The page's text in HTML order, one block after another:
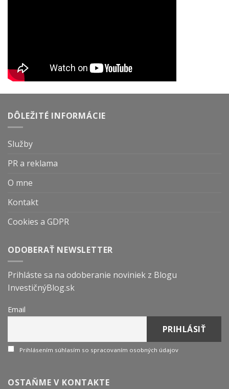
DÔLEŽITÉ INFORMÁCIE
Služby
PR a reklama
O mne
Kontakt
Cookies a GDPR
ODOBERAŤ NEWSLETTER
Prihláste sa na odoberanie noviniek z Blogu
InvestičnýBlog.sk
Email
Prihlásením súhlasím so spracovaním osobných údajov
OSTAŇME V KONTAKTE